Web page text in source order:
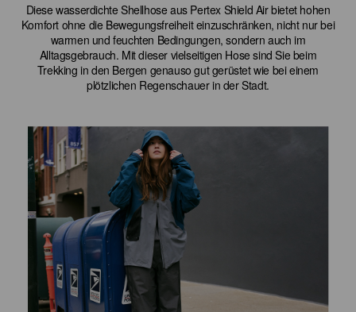
Diese wasserdichte Shellhose aus Pertex Shield Air bietet hohen
Komfort ohne die Bewegungsfreiheit einzuschränken, nicht nur bei
warmen und feuchten Bedingungen, sondern auch im
Alltagsgebrauch. Mit dieser vielseitigen Hose sind Sie beim
Trekking in den Bergen genauso gut gerüstet wie bei einem
plötzlichen Regenschauer in der Stadt.